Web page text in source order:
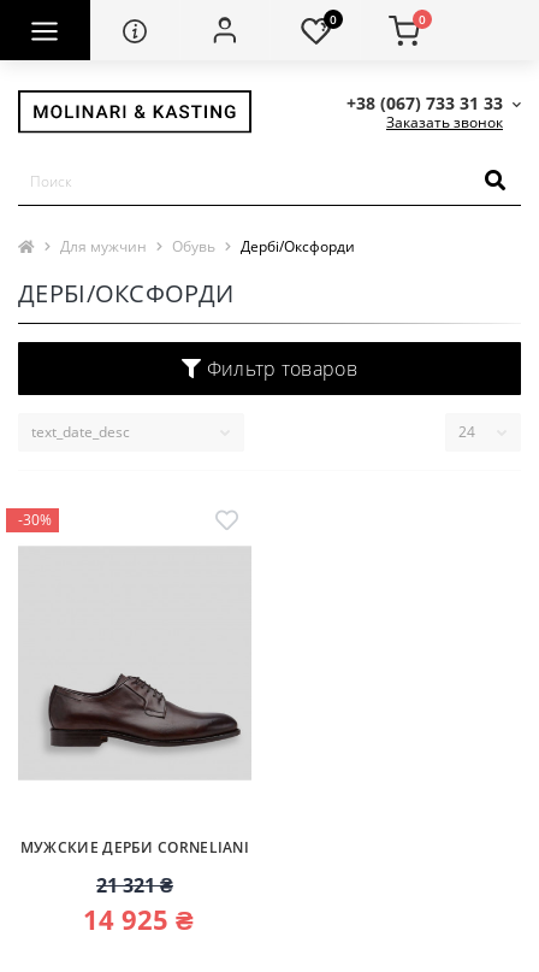
0 0
+38 (067) 733 31 33
Заказать звонок
Для мужчин Обувь Дербі/Оксфорди
ДЕРБІ/ОКСФОРДИ
Фильтр товаров
-30%
МУЖСКИЕ ДЕРБИ CORNELIANI
21 321 ₴
14 925 ₴